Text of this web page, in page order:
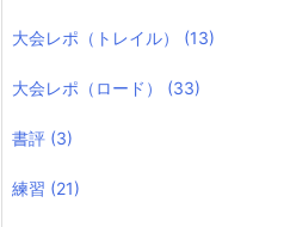
大会レポ（トレイル） (13)
大会レポ（ロード） (33)
書評 (3)
練習 (21)